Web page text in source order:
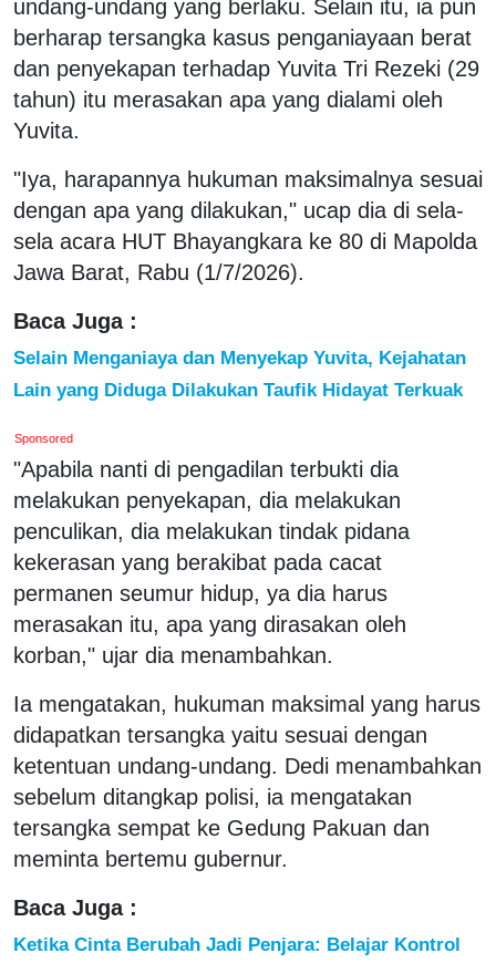
undang-undang yang berlaku. Selain itu, ia pun
berharap tersangka kasus penganiayaan berat
dan penyekapan terhadap Yuvita Tri Rezeki (29
tahun) itu merasakan apa yang dialami oleh
Yuvita.
"Iya, harapannya hukuman maksimalnya sesuai
dengan apa yang dilakukan," ucap dia di sela-
sela acara HUT Bhayangkara ke 80 di Mapolda
Jawa Barat, Rabu (1/7/2026).
Baca Juga :
Selain Menganiaya dan Menyekap Yuvita, Kejahatan
Lain yang Diduga Dilakukan Taufik Hidayat Terkuak
Sponsored
"Apabila nanti di pengadilan terbukti dia
melakukan penyekapan, dia melakukan
penculikan, dia melakukan tindak pidana
kekerasan yang berakibat pada cacat
permanen seumur hidup, ya dia harus
merasakan itu, apa yang dirasakan oleh
korban," ujar dia menambahkan.
Ia mengatakan, hukuman maksimal yang harus
didapatkan tersangka yaitu sesuai dengan
ketentuan undang-undang. Dedi menambahkan
sebelum ditangkap polisi, ia mengatakan
tersangka sempat ke Gedung Pakuan dan
meminta bertemu gubernur.
Baca Juga :
Ketika Cinta Berubah Jadi Penjara: Belajar Kontrol